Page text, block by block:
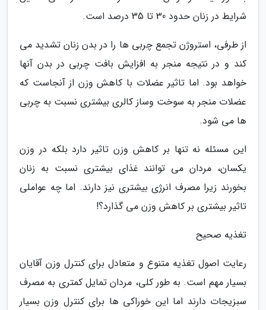
شرایط در زنان حدود 30 تا 35 درصد است.
از طرفی، استروژن تجمع چربی ها را در بدن زنان تشدید می
کند و در نتیجه منجر به افزایش بافت چربی در بدن آنها
خواهد بود. اما تاثیر عضلات با کاهش وزن از آنجاست که
عضلات منجر به سوخت وساز کالری بیشتری نسبت به چربی
ها می شود.
این مسئله نه تنها بر کاهش وزن تاثیر دارد بلکه در وزن
یکسان، مردان می توانند غذای بیشتری نسبت به زنان
بخورند زیرا مصرف انرژی بیشتری نیز دارند. اما چه عواملی
تاثیر بیشتری بر کاهش وزن می گذارد؟!
تغذیه صحیح
رعایت اصول تغذیه متنوع و متعادل برای کنترل وزن آقایان
بسیار مهم است. به طور کلی، مردان تمایل کمتری به مصرف
سبزیجات دارند اما این خوراکی ها برای کنترل وزن بسیار